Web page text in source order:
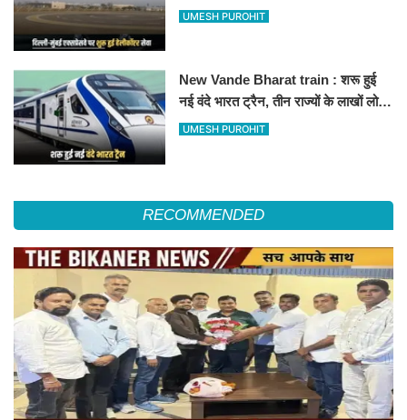
हेलीकॉप्टर सर्विस से तुरंत घायल पहुंचेगा
UMESH PUROHIT
New Vande Bharat train : शरू हुई
नई वंदे भारत ट्रैन, तीन राज्यों के लाखों लोगों
का सफर होगा आसान, देखें पूरा रूटमैप
UMESH PUROHIT
RECOMMENDED